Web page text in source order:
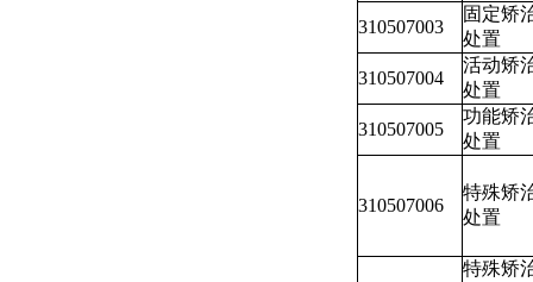
310507003
固定矫
处置
310507004
活动矫
处置
310507005
功能矫
处置
310507006
特殊矫
处置
特殊矫